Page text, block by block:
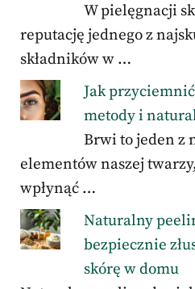
W pielęgnacji
reputację jednego z
składników w …
Jak
metody i
Brwi to jeden z
elementów naszej
wpłynąć …
Naturalny
bezpiecznie
skórę w domu